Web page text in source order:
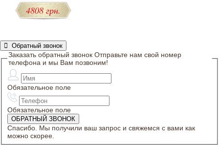
4808 грн.
Обратный звонок
Заказать обратный звонокОтправьте нам свой номер
телефона и мы Вам позвоним!
Обязательное поле
Обязательное поле
Спасибо. Мы получили ваш запрос и свяжемся с вами как
можно скорее.